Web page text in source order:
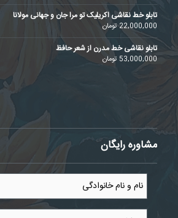
تابلو خط نقاشی اکریلیک تو مرا جان و جهانی مولانا
22,000,000تومان
تابلو نقاشی خط مدرن از شعر حافظ
53,000,000 تومان
مشاوره رایگان
نام
نام
خانوادگی
موبایل